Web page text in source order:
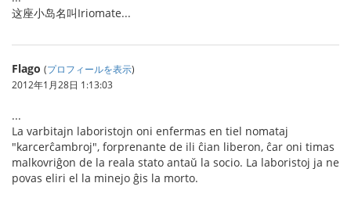
这座小岛名叫Iriomate...
Flago (プロフィールを表示)
2012年1月28日 1:13:03
...
La varbitajn laboristojn oni enfermas en tiel nomataj
"karcerĉambroj", forprenante de ili ĉian liberon, ĉar oni timas
malkovriĝon de la reala stato antaŭ la socio. La laboristoj ja ne
povas eliri el la minejo ĝis la morto.